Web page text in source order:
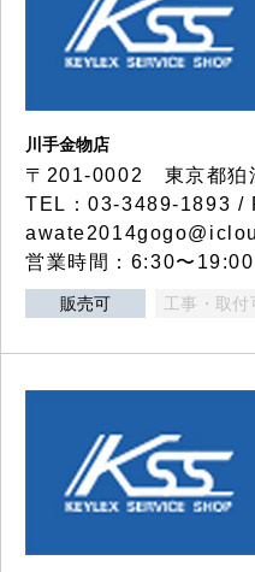
川手金物店
〒201-0002 東京都狛
TEL：03-3489-1893 /
営業時間：6:30〜
販売可 工事・取付